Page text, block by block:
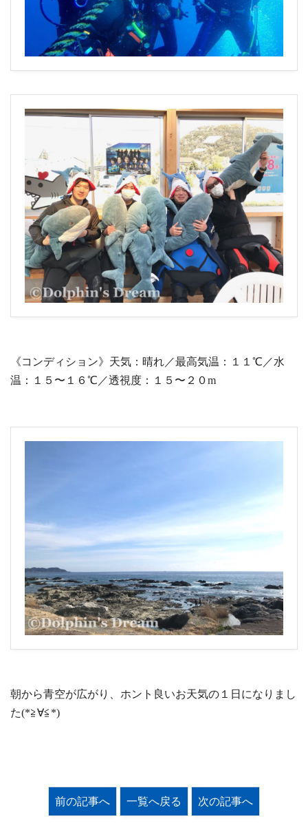
《コンディション》天気：晴れ／最高気温：１１℃／水
温：１５〜１６℃／透視度：１５〜２０m
朝から青空が広がり、ホント良いお天気の１日になりまし
た(*≧∀≦*)
前の記事へ 一覧へ戻る 次の記事へ